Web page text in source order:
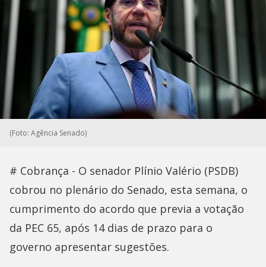
(Foto: Agência Senado)
# Cobrança - O senador Plínio Valério (PSDB)
cobrou no plenário do Senado, esta semana, o
cumprimento do acordo que previa a votação
da PEC 65, após 14 dias de prazo para o
governo apresentar sugestões.